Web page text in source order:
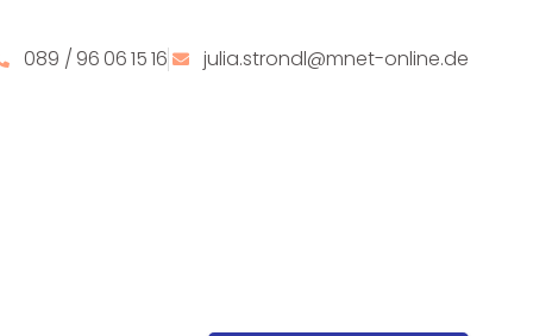
089 / 96 06 15 16 julia.strondl@mnet-online.de